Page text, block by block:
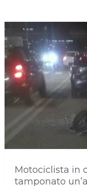
Motociclista in
tamponato